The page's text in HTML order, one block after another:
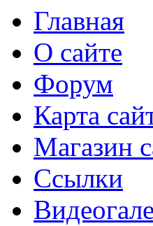
Главная
О сайте
Форум
Карта
Магазин
Ссылки